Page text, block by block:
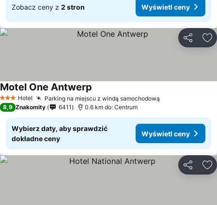
Zobacz ceny z 2 stron Wyświetl ceny
3 Kategoria
Hotel Parking na miejscu z windą samochodową
Motel One Antwerp
8,9 Znakomity 6411 0.6 km do: Centrum
Wybierz daty, aby sprawdzić
dokładne ceny
Wyświetl ceny